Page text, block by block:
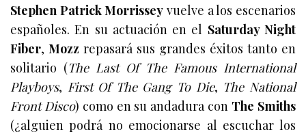
Stephen Patrick Morrissey vuelve a los escenarios
españoles. En su actuación en el Saturday Night
Fiber, Mozz repasará sus grandes éxitos tanto en
solitario (The Last Of The Famous International
Playboys, First Of The Gang To Die, The National
Front Disco) como en su andadura con The Smiths
(¿alguien podrá no emocionarse al escuchar los